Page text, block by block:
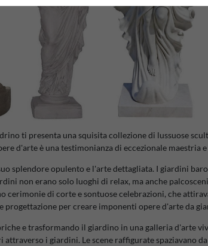
ti presenta una squisita collezione di lussuose
d'arte è una testimonianza di eccezionale maestria
splendore opulento e l'arte dettagliata. I giardini
non erano solo luoghi di relax, ma anche
di corte e sontuose celebrazioni, che
per creare imponenti opere d'arte da
e trasformando il giardino in una galleria d'arte
i giardini. Le scene raffigurate spaziavano